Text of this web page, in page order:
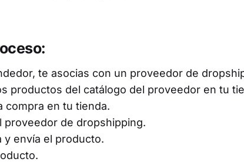
te asocias con un proveedor de
productos del catálogo del proveedor en tu
compra en tu tienda.
proveedor de dropshipping.
y envía el producto.